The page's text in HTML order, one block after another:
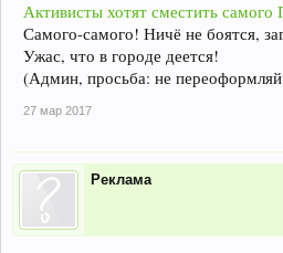
Активисты хотят сместить самого
Самого-самого! Ничё не боятся,
Ужас, что в городе деется!
(Админ, просьба: не
27 мар 2017
Реклама